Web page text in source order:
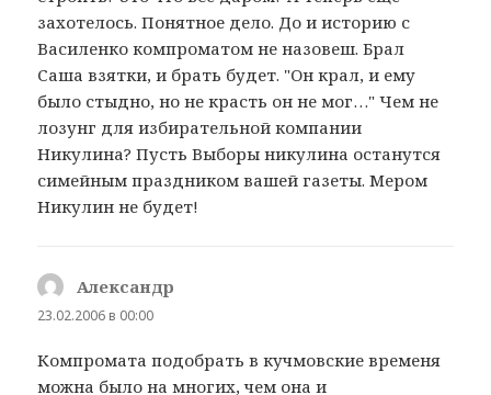
захотелось. Понятное дело. До и историю с
Василенко компроматом не назовеш. Брал
Саша взятки, и брать будет. "Он крал, и ему
было стыдно, но не красть он не мог…" Чем не
лозунг для избирательной компании
Никулина? Пусть Выборы никулина останутся
симейным праздником вашей газеты. Мером
Никулин не будет!
Александр
23.02.2006 в 00:00
Компромата подобрать в кучмовские временя
можна было на многих, чем она и